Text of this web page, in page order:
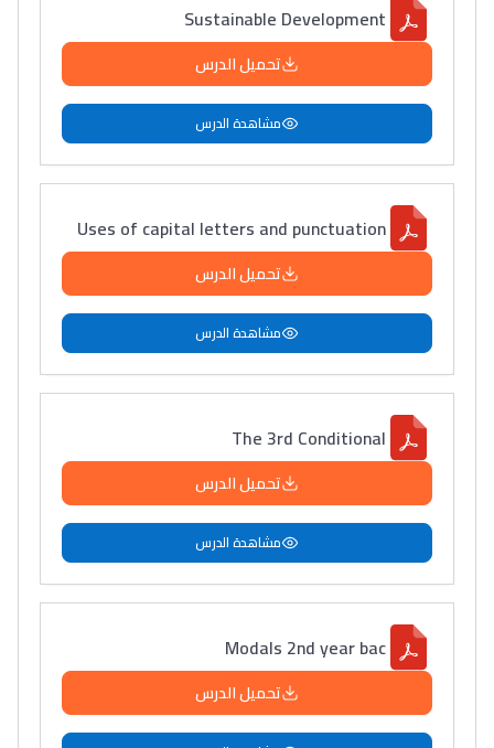
Lycée Maroc
Sustainable Development
تحميل الدرس
مشاهدة الدرس
Uses of capital letters and punctuation
تحميل الدرس
مشاهدة الدرس
The 3rd Conditional
تحميل الدرس
مشاهدة الدرس
Modals 2nd year bac
تحميل الدرس